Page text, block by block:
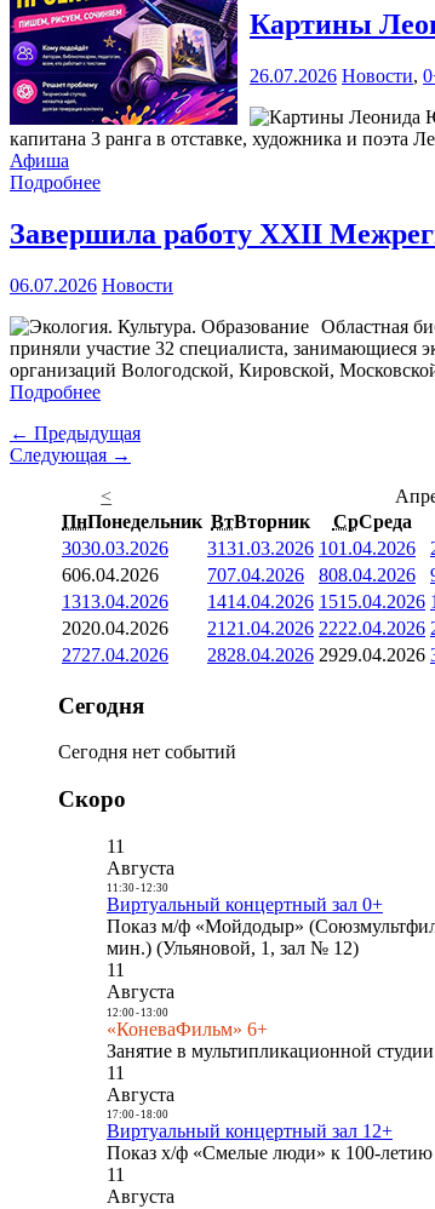
Картины
26.07.2026 Новости,
капитана 3 ранга в отставке, художника и
Афиша
Подробнее
Завершила работу XXII
06.07.2026 Новости
Областная
приняли участие 32 специалиста, занимающиеся
организаций Вологодской, Кировской,
Подробнее
← Предыдущая
Следующая →
<
ПнПонедельник ВтВторник СрСреда
3030.03.2026 3131.03.2026 101.04.2026
606.04.2026 707.04.2026 808.04.2026
1313.04.2026 1414.04.2026 1515.04.2026
2020.04.2026 21 21.04.2026 2222.04.2026
2727.04.2026 2828.04.2026 2929.04.2026
Сегодня
Сегодня нет событий
Скоро
11
Августа
11:30- 12:30
Виртуальный концертный зал 0+
Показ м/ф «Мойдодыр»
мин.) (Ульяновой, 1, зал № 12)
11
Августа
12:00- 13:00
«КоневаФильм» 6+
Занятие в мультипликационной
11
Августа
17:00- 18:00
Виртуальный концертный зал 12+
Показ х/ф «Смелые люди» к 100-летию
11
Августа